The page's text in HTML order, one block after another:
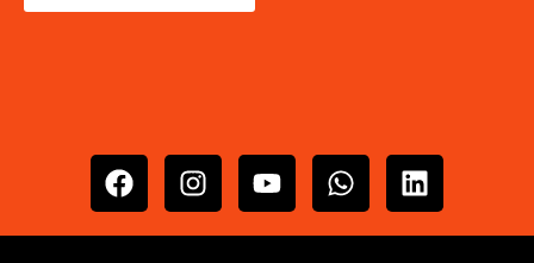
F
a
I
n
Y
o
W
h
L
i